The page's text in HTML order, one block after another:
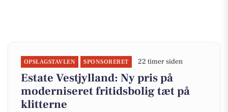
OPSLAGSTAVLEN SPONSORERET 22 timer siden
Estate Vestjylland: Ny pris på
moderniseret fritidsbolig tæt på
klitterne